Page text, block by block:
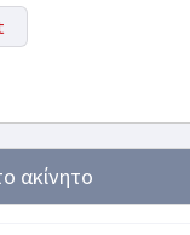
ακίνητο